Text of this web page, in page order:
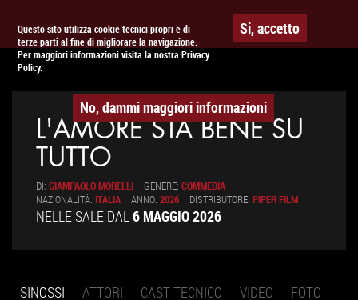
Questo sito utilizza cookie tecnici propri e di
terze parti al fine di migliorare la navigazione.
Per maggiori informazioni visita la nostra Privacy
Policy.
Si, accetto
No, dammi maggiori informazioni
APPUNTAMENTO AL CINEMA
L'AMORE STA BENE SU
TUTTO
DI: GIAMPAOLO MORELLI GENERE: COMMEDIA
NAZIONALITÀ: ITALIA ANNO: 2026 DISTRIBUTORE: PIPER FILM
NELLE SALE DAL6 MAGGIO 2026
SINOSSI (SCHEDA
ATTORI CAST TECNICO VIDEO FOTO